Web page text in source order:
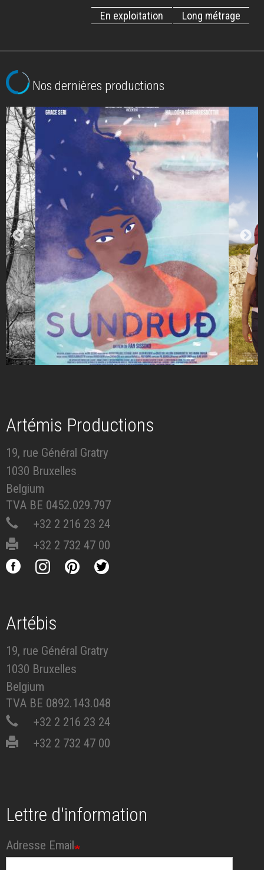
Long métrage
En exploitation
Nos dernières productions
Artémis Productions
19, rue Général Gratry
1030 Bruxelles
Belgium
TVA BE 0452.029.797
+32 2 216 23 24
+32 2 732 47 00
Artébis
19, rue Général Gratry
1030 Bruxelles
Belgium
TVA BE 0892.143.048
+32 2 216 23 24
+32 2 732 47 00
Lettre d'information
Adresse Email